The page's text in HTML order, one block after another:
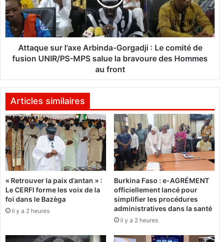
s
o
c
i
n
m
a
n
d
e
u
n
e
l
o
u
e
s
u
a
x
A
r
b
i
n
d
a
-
G
o
r
Attaque sur l'axe Arbinda-Gorgadji : Le comité de
fusion UNIR/PS-MPS salue la bravoure des Hommes
au front
Articles similaires
« Retrouver la paix d’antan » :
Le CERFI forme les voix de la
foi dans le Bazèga
il y a 2 heures
Burkina Faso : e-AGRÉMENT
officiellement lancé pour
simplifier les procédures
administratives dans la santé
il y a 2 heures